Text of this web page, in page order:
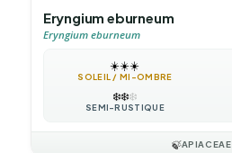
Eryngium eburneum
Eryngium eburneum
☀️☀️☀️
SOLEIL / MI-OMBRE
❄️❄️❄️
SEMI-RUSTIQUE
🍃APIACEAE